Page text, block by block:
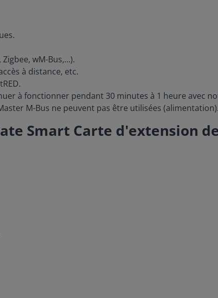
wM-Bus,…).
à distance, etc.
à fonctionner pendant 30 minutes à 1 heure avec
M-Bus ne peuvent pas être utilisées (alimentation).
Smart Carte d'extension